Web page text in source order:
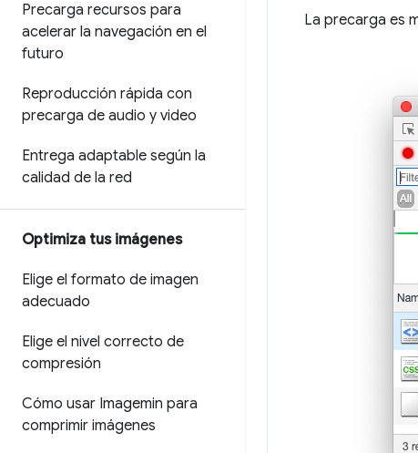
Precarga recursos para
acelerar la navegación en el
futuro
Reproducción rápida con
precarga de audio y video
Entrega adaptable según la
calidad de la red
Optimiza tus imágenes
Elige el formato de imagen
adecuado
Elige el nivel correcto de
compresión
Cómo usar Imagemin para
comprimir imágenes
La precarga es